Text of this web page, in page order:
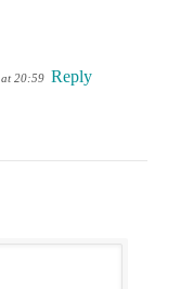
at 20:59 Reply